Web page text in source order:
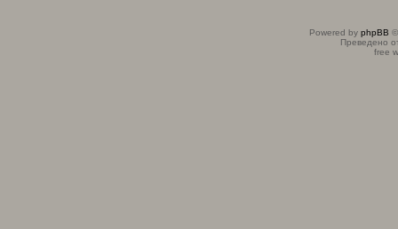
Powered by phpBB
Преведено
free